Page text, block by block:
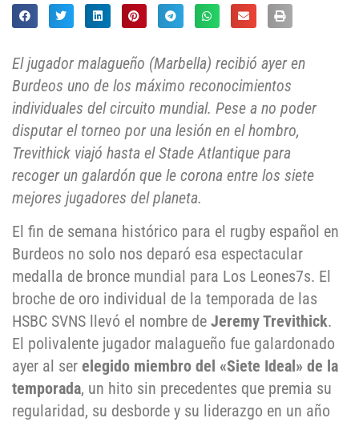
El jugador malagueño (Marbella) recibió ayer en
Burdeos uno de los máximo reconocimientos
individuales del circuito mundial. Pese a no poder
disputar el torneo por una lesión en el hombro,
Trevithick viajó hasta el Stade Atlantique para
recoger un galardón que le corona entre los siete
mejores jugadores del planeta.
El fin de semana histórico para el rugby español en
Burdeos no solo nos deparó esa espectacular
medalla de bronce mundial para Los Leones7s. El
broche de oro individual de la temporada de las
HSBC SVNS llevó el nombre de Jeremy Trevithick.
El polivalente jugador malagueño fue galardonado
ayer al ser elegido miembro del «Siete Ideal» de la
temporada, un hito sin precedentes que premia su
regularidad, su desborde y su liderazgo en un año